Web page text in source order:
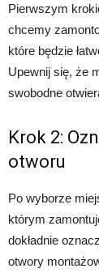
Pierwszym
chcemy
które będzie
Upewnij się, że
swobodne
Krok 2:
otworu
Po wyborze
którym
dokładnie
otwory